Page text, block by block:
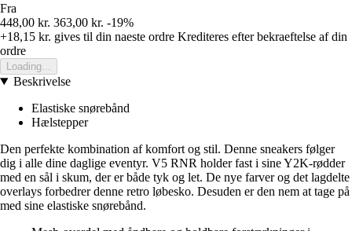
Fra
448,00 kr. 363,00 kr. -19%
+18,15 kr. gives til din naeste ordre Krediteres efter bekraeftelse af din
ordre
Loading...
Beskrivelse
Elastiske snørebånd
Hælstepper
Den perfekte kombination af komfort og stil. Denne sneakers følger
dig i alle dine daglige eventyr. V5 RNR holder fast i sine Y2K-rødder
med en sål i skum, der er både tyk og let. De nye farver og det lagdelte
overlays forbedrer denne retro løbesko. Desuden er den nem at tage på
med sine elastiske snørebånd.